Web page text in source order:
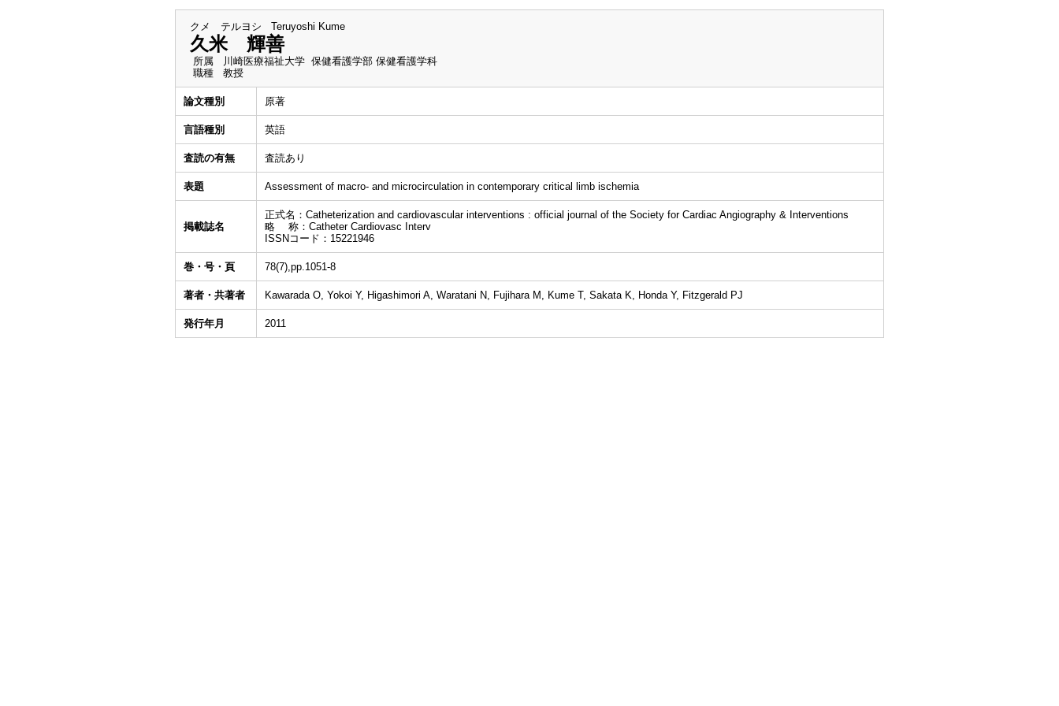
クメ テルヨシ Teruyoshi Kume
久米 輝善
所属
川崎医療福祉大学 保健看護学部 保健看護学科
職種
教授
論文種別 原著
言語種別 英語
査読の有無 査読あり
表題 Assessment of macro- and microcirculation in contemporary critical limb ischemia
掲載誌名
正式名：Catheterization and cardiovascular interventions : official journal of the Society for Cardiac Angiography & Interventions
略 称：Catheter Cardiovasc Interv
ISSNコード：15221946
巻・号・頁 78(7),pp.1051-8
著者・共著者 Kawarada O, Yokoi Y, Higashimori A, Waratani N, Fujihara M, Kume T, Sakata K, Honda Y, Fitzgerald PJ
発行年月 2011